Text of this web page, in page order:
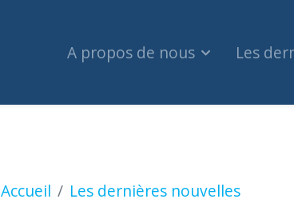
A propos de nous Les
Accueil Les dernières nouvelles
Plus de 100 institutions juives